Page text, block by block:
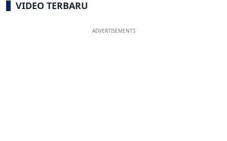
VIDEO TERBARU
ADVERTISEMENTS